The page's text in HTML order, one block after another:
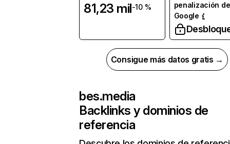
81,23 mil-10 %
penalización de
Google
Consigue más datos gratis →
bes.media
Backlinks y dominios de
referencia